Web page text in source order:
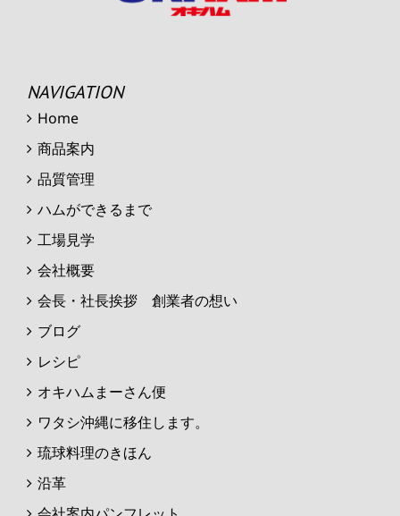
NAVIGATION
Home
商品案内
品質管理
ハムができるまで
工場見学
会社概要
会長・社長挨拶 創業者の想い
ブログ
レシピ
オキハムまーさん便
ワタシ沖縄に移住します。
琉球料理のきほん
沿革